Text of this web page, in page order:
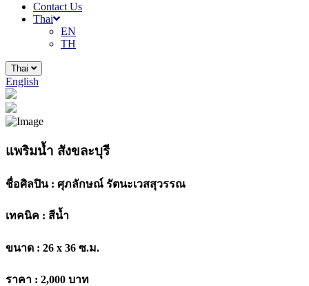
Contact Us
Thai
EN
TH
Thai
English
แพริมน้ำ สังขละบุรี
ชื่อศิลปิน : ศุภลักษณ์ รัตนะเวสสุวรรณ
เทคนิค : สีน้ำ
ขนาด : 26 x 36 ซ.ม.
ราคา : 2,000 บาท